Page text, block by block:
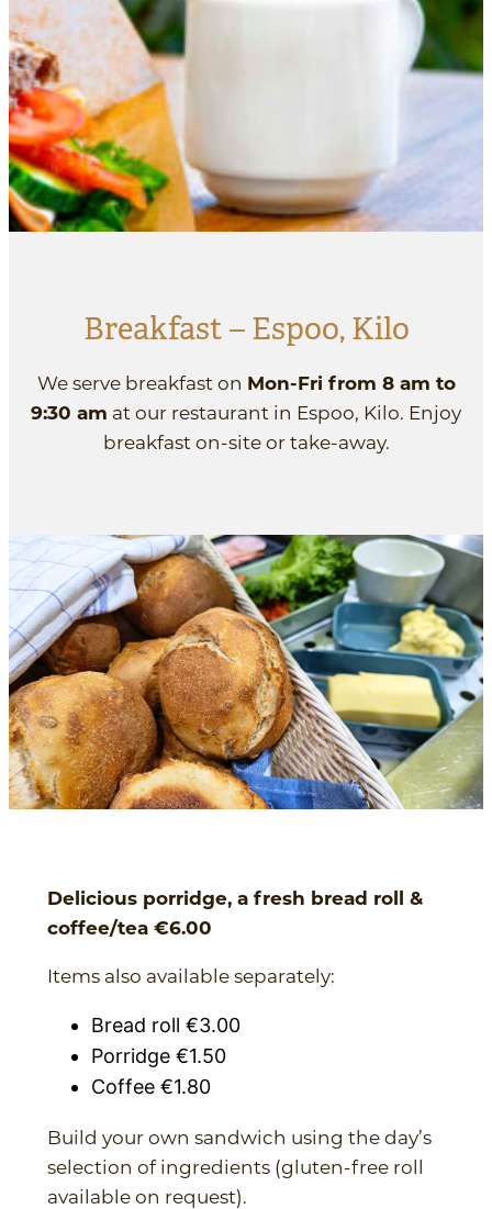
Breakfast – Espoo, Kilo
We serve breakfast on Mon-Fri from 8 am to
9:30 am at our restaurant in Espoo, Kilo. Enjoy
breakfast on-site or take-away.
Delicious porridge, a fresh bread roll &
coffee/tea €6.00
Items also available separately:
Bread roll €3.00
Porridge €1.50
Coffee €1.80
Build your own sandwich using the day’s
selection of ingredients (gluten-free roll
available on request).